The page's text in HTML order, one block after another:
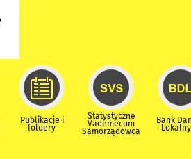
Publikacje i
foldery
Statystyczne
Vademecum
Samorządowca
Bank